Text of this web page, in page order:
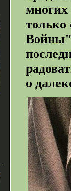
многих
о